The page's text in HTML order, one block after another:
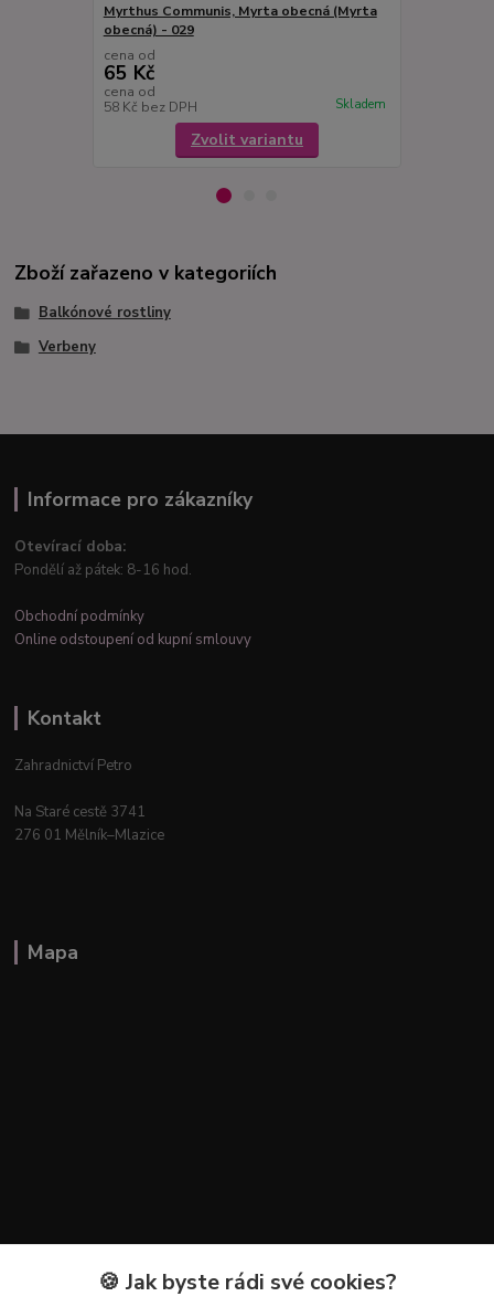
Myrthus Communis, Myrta obecná (Myrta
obecná) - 029
cena od
65 Kč
cena od
58 Kč bez DPH Skladem
Zvolit variantu
Zboží zařazeno v kategoriích
Balkónové rostliny
Verbeny
Informace pro zákazníky
Otevírací doba:
Pondělí až pátek: 8-16 hod.
Obchodní podmínky
Online odstoupení od kupní smlouvy
Kontakt
Zahradnictví Petro
Na Staré cestě 3741
276 01 Mělník–Mlazice
Mapa
Kontakty🍪 Jak byste rádi své cookies?